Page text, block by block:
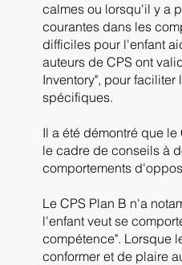
calmes ou lorsqu'il y a
courantes dans les
difficiles pour l'enfant
auteurs de CPS ont
Inventory", pour
spécifiques.
Il a été démontré que
le cadre de conseils à
comportements
Le CPS Plan B n'a
l'enfant veut se
compétence". Lorsque
conformer et de plaire